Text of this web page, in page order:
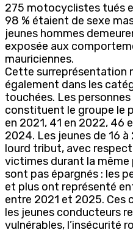
275 motocyclistes tués
98 % étaient de sexe
jeunes hommes
exposée aux
mauriciennes.
Cette surreprésentation
également dans les
touchées. Les
constituent le groupe le
en 2021, 41 en 2022, 46
2024. Les jeunes de 16
lourd tribut, avec
victimes durant la même
sont pas épargnés : les
et plus ont représenté
entre 2021 et 2025. Ces
les jeunes conducteurs
vulnérables, l’insécurité